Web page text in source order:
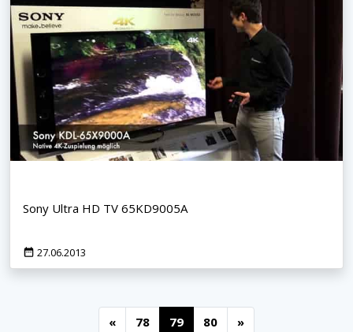
Sony Ultra HD TV 65KD9005A
27.06.2013
« 78 79 80 »